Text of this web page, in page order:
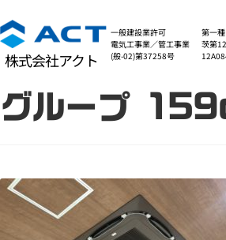
株式会社アクト
一般建設業許可
電気工事業／管工事業
(般-02)第37258号
第一
茨第
グループ